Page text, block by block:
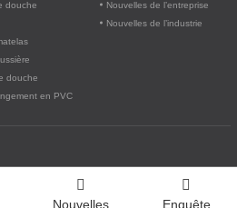
douche
douche
en PVC
Nouvelles de l’entreprise
Nouvelles de l’industrie
Grand Bokor, bloc II-5C, village de Prek Toal et Prek
Nouvelles Enquête